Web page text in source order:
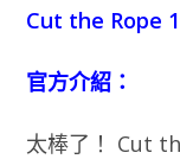
Cut the Rope
官方介紹：
太棒了！ Cut